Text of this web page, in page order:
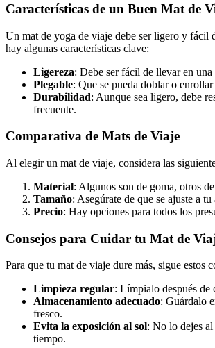
Características de un Buen Mat de
Un mat de yoga de viaje debe ser ligero y fácil
hay algunas características clave:
Ligereza: Debe ser fácil de llevar en
Plegable: Que se pueda doblar o
Durabilidad: Aunque sea ligero, debe
frecuente.
Comparativa de Mats de Viaje
Al elegir un mat de viaje, considera las
Material: Algunos son de goma, otros
Tamaño: Asegúrate de que se ajuste a
Precio: Hay opciones para todos los
Consejos para Cuidar tu Mat de
Para que tu mat de viaje dure más, sigue estos
Limpieza regular: Límpialo después de
Almacenamiento adecuado: Guárdalo
fresco.
Evita la exposición al sol: No lo dejes
tiempo.